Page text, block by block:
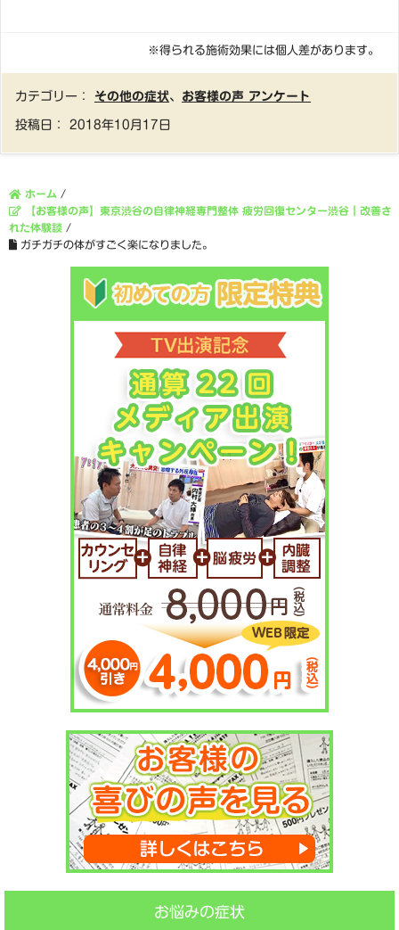
※得られる施術効果には個人差があります。
カテゴリー： その他の症状、 お客様の声 アンケート
投稿日： 2018年10月17日
ホーム /
【お客様の声】東京渋谷の自律神経専門整体 疲労回復センター渋谷｜改善さ
れた体験談 /
ガチガチの体がすごく楽になりました。
お悩みの症状